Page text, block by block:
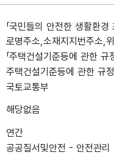
「국민들의 안전한 생활환
로명주소,소재지지번주소,
「주택건설기준등에 관한
주택건설기준등에 관한 규
국토교통부
해당없음
연간
공공질서및안전 - 안전관리